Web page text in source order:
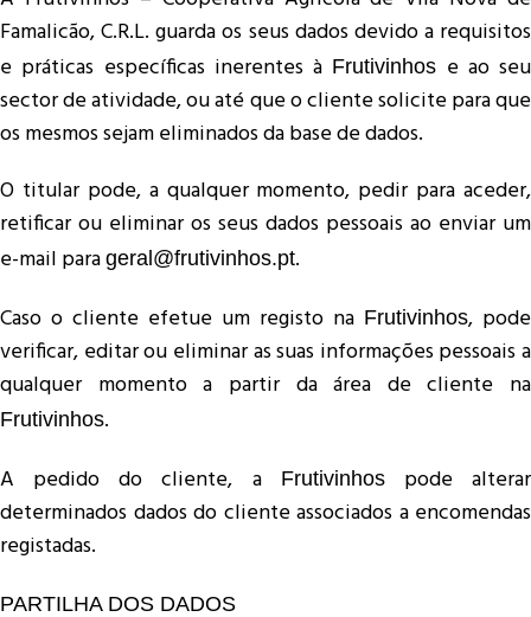
Famalicão, C.R.L. guarda os seus dados devido a requisitos
e práticas específicas inerentes à Frutivinhos e ao seu
sector de atividade, ou até que o cliente solicite para que
os mesmos sejam eliminados da base de dados.
O titular pode, a qualquer momento, pedir para aceder,
retificar ou eliminar os seus dados pessoais ao enviar um
e-mail para geral@frutivinhos.pt.
Caso o cliente efetue um registo na Frutivinhos, pode
verificar, editar ou eliminar as suas informações pessoais a
qualquer momento a partir da área de cliente na
Frutivinhos.
A pedido do cliente, a
Frutivinhospode alterar
determinados dados do cliente associados a encomendas
registadas.
PARTILHA DOS DADOS